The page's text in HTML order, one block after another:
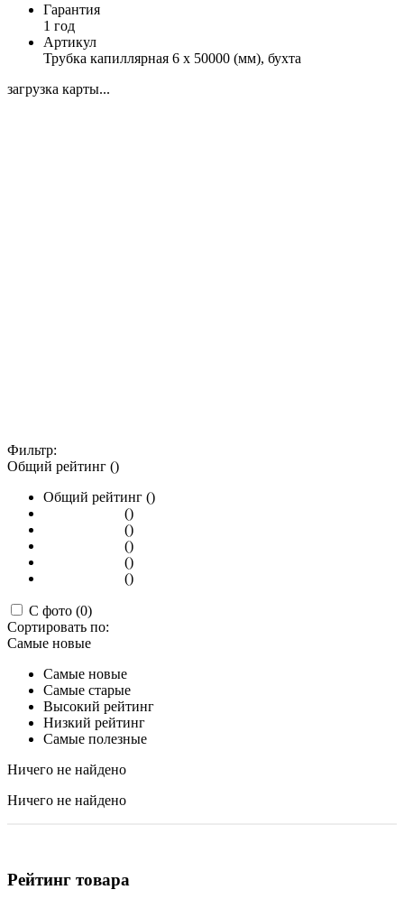
Гарантия
1 год
Артикул
Трубка капиллярная 6 x 50000 (мм), бухта
загрузка карты...
Фильтр:
Общий рейтинг ()
Общий рейтинг ()
()
()
()
()
()
С фото (0)
Сортировать по:
Самые новые
Самые новые
Самые старые
Высокий рейтинг
Низкий рейтинг
Самые полезные
Ничего не найдено
Ничего не найдено
Рейтинг товара